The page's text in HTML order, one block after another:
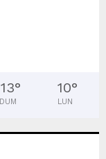
13°
DUM
10°
LUN